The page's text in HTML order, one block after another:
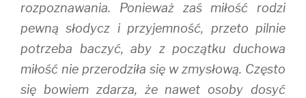
rozpoznawania. Ponieważ zaś miłość rodzi
pewną słodycz i przyjemność, przeto pilnie
potrzeba baczyć, aby z początku duchowa
miłość nie przerodziła się w zmysłową. Często
się bowiem zdarza, że nawet osoby dosyć